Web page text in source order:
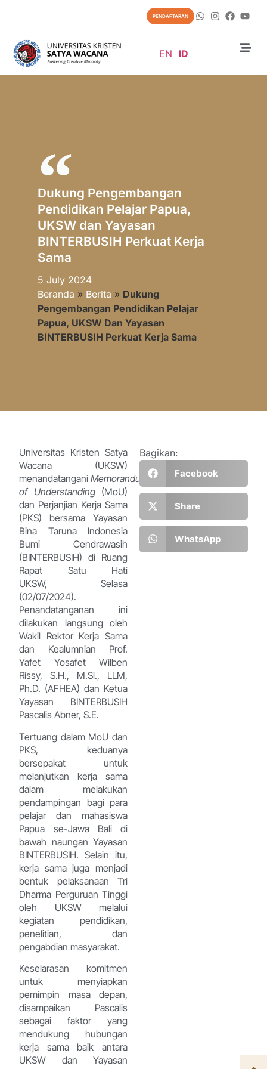
PENDAFTARAN
EN ID
Dukung Pengembangan
Pendidikan Pelajar Papua,
UKSW dan Yayasan
BINTERBUSIH Perkuat Kerja
Sama
5 July 2024
Beranda » Berita » Dukung
Pengembangan Pendidikan Pelajar
Papua, UKSW Dan Yayasan
BINTERBUSIH Perkuat Kerja Sama
Universitas Kristen Satya
Wacana (UKSW)
menandatanganiMemorandum
of Understanding(MoU)
dan Perjanjian Kerja Sama
(PKS) bersama Yayasan
Bina Taruna Indonesia
Bumi Cendrawasih
(BINTERBUSIH) di Ruang
Rapat Satu Hati
UKSW, Selasa
(02/07/2024).
Penandatanganan ini
dilakukan langsung oleh
Wakil Rektor Kerja Sama
dan Kealumnian Prof.
Yafet Yosafet Wilben
Rissy, S.H., M.Si., LLM,
Ph.D. (AFHEA) dan Ketua
Yayasan BINTERBUSIH
Pascalis Abner, S.E.
Tertuang dalam MoU dan
PKS, keduanya
bersepakat untuk
melanjutkan kerja sama
dalam melakukan
pendampingan bagi para
pelajar dan mahasiswa
Papua se-Jawa Bali di
bawah naungan Yayasan
BINTERBUSIH. Selain itu,
kerja sama juga menjadi
bentuk pelaksanaan Tri
Dharma Perguruan Tinggi
oleh UKSW melalui
kegiatan pendidikan,
penelitian, dan
pengabdian masyarakat.
Keselarasan komitmen
untuk menyiapkan
pemimpin masa depan,
disampaikan Pascalis
sebagai faktor yang
mendukung hubungan
kerja sama baik antara
UKSW dan Yayasan
Bagikan:
Facebook
Share
WhatsApp